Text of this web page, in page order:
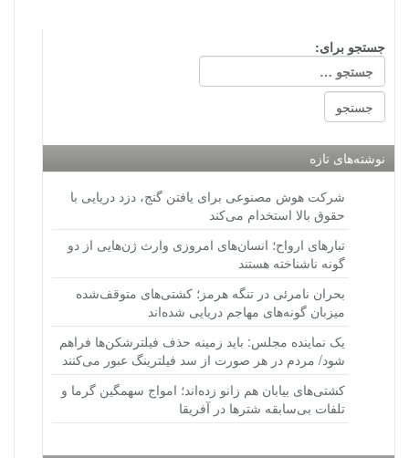
جستجو برای:
نوشته‌های تازه
شرکت هوش مصنوعی برای یافتن گنج، دزد دریایی با
حقوق بالا استخدام می‌کند
تبارهای ارواح؛ انسان‌های امروزی وارث ژن‌هایی از دو
گونه ناشناخته هستند
بحران نامرئی در تنگه هرمز؛ کشتی‌های متوقف‌شده
میزبان گونه‌های مهاجم دریایی شده‌اند
یک نماینده مجلس: باید زمینه حذف فیلترشکن‌ها فراهم
شود/ مردم در هر صورت از سد فیلترینگ عبور می‌کنند
کشتی‌های بیابان هم زانو زده‌اند؛ امواج سهمگین گرما و
تلفات بی‌سابقه شترها در آفریقا